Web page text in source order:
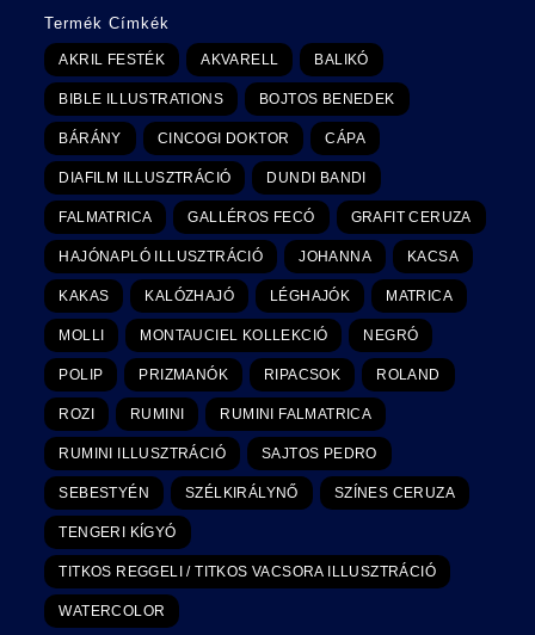
Termék Címkék
AKRIL FESTÉK AKVARELL BALIKÓ
BIBLE ILLUSTRATIONS BOJTOS BENEDEK
BÁRÁNY CINCOGI DOKTOR CÁPA
DIAFILM ILLUSZTRÁCIÓ DUNDI BANDI
FALMATRICA GALLÉROS FECÓ GRAFIT CERUZA
HAJÓNAPLÓ ILLUSZTRÁCIÓ JOHANNA KACSA
KAKAS KALÓZHAJÓ LÉGHAJÓK MATRICA
MOLLI MONTAUCIEL KOLLEKCIÓ NEGRÓ
POLIP PRIZMANÓK RIPACSOK ROLAND
ROZI RUMINI RUMINI FALMATRICA
RUMINI ILLUSZTRÁCIÓ SAJTOS PEDRO
SEBESTYÉN SZÉLKIRÁLYNŐ SZÍNES CERUZA
TENGERI KÍGYÓ
TITKOS REGGELI / TITKOS VACSORA ILLUSZTRÁCIÓ
WATERCOLOR